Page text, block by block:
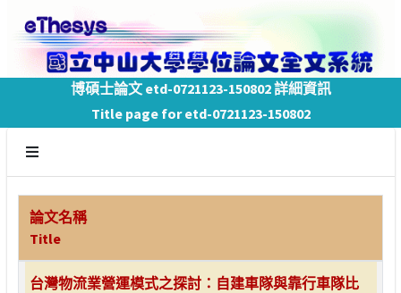
博碩士論文 etd-0721123-150802 詳細資訊
Title page for etd-0721123-150802
論文名稱
Title
台灣物流業營運模式之探討：自建車隊與靠行車隊比